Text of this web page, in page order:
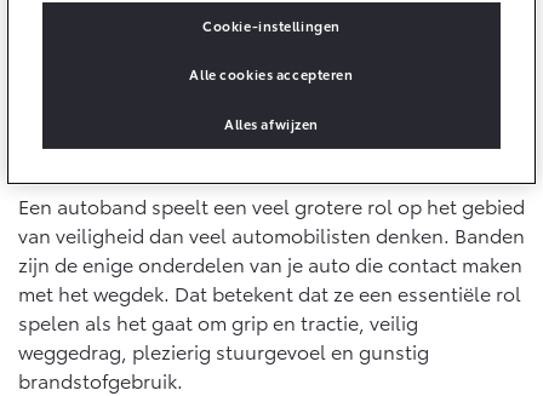
Vanaf € 39.995,-
OOK ALS PLUG-IN
Vanaf € 36.495,-
BATTERIJ-ELEKTRISCH
PLUG-IN HYBRIDE
10 jaar batterijgarantie
Onderdelen & Accessoires
Onderdelen
Accessoires
Banden
Connected
Energie en slim laden
Toyota Hybride Autoverzekering
Verzekeren
Een autoband speelt een veel grotere rol op het gebied
van veiligheid dan veel automobilisten denken. Banden
zijn de enige onderdelen van je auto die contact maken
met het wegdek. Dat betekent dat ze een essentiële rol
spelen als het gaat om grip en tractie, veilig
weggedrag, plezierig stuurgevoel en gunstig
brandstofgebruik.
Cookie-instellingen
Alles afwijzen
Alle cookies accepteren